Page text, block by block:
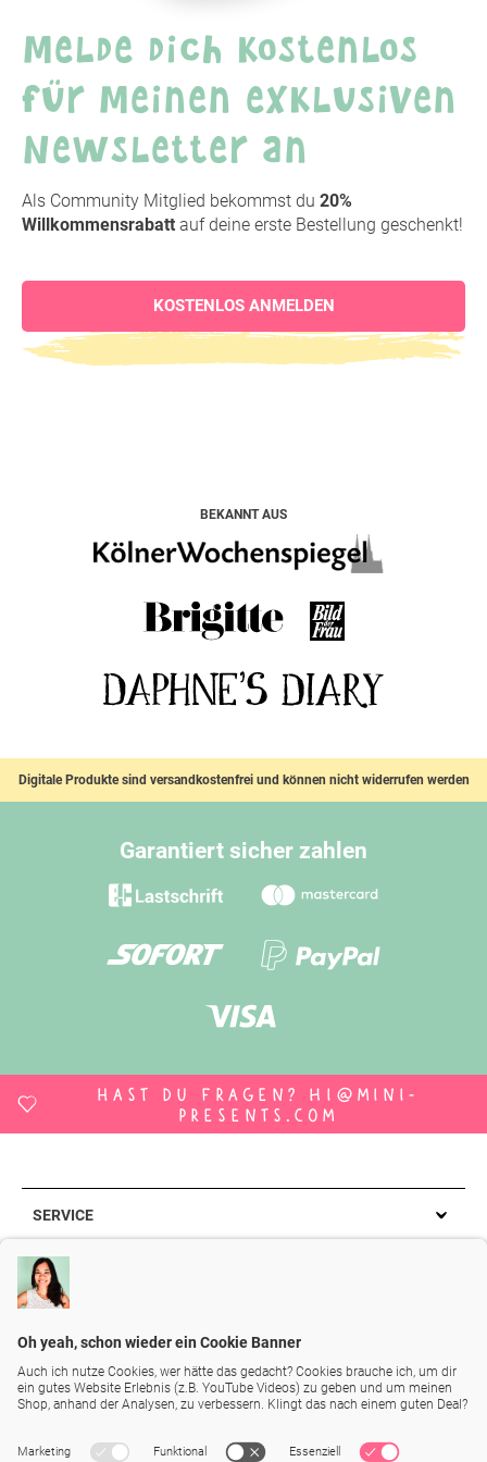
Melde dich kostenlos
für meinen exklusiven
Newsletter an
Als Community Mitglied bekommst du 20%
Willkommensrabatt auf deine erste Bestellung geschenkt!
KOSTENLOS ANMELDEN
BEKANNT AUS
Digitale Produkte sind versandkostenfrei und können nicht widerrufen werden
Garantiert sicher zahlen
Hast du Fragen? hi@mini-
presents.com
SERVICE
Kontakt
Warenkorb
Konto
Newsletter
FAQ
INFORMATIONEN
AGB
Datenschutz
Instagram
YouTube
Blog
KATEGORIEN